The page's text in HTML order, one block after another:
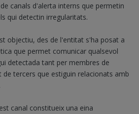
canals d'alerta interns que permetin
qui detectin irregularitats.
objectiu, des de l'entitat s'ha posat a
que permet comunicar qualsevol
detectada tant per membres de
tercers que estiguin relacionats amb
canal constitueix una eina